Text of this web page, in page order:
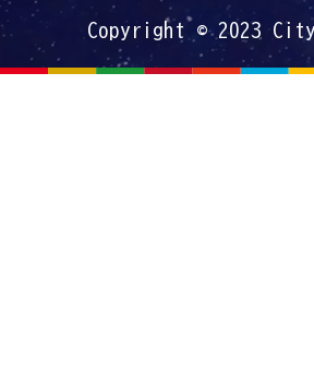
Copyright © 2023